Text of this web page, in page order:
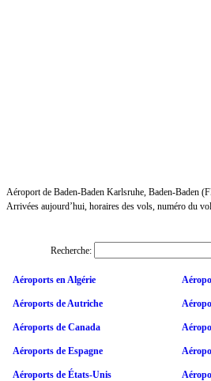
Aéroport de Baden-Baden Karlsruhe, Baden-Baden
Arrivées aujourd’hui, horaires des vols, numéro du
Recherche:
Aéroports en Algérie
Aéroports de Autriche
Aéroports de Canada
Aéroports de Espagne
Aéroports de États-Unis